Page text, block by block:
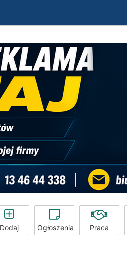
Dodaj Ogłoszenia Praca